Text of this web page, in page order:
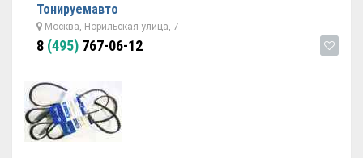
Тонируемавто
Москва, Норильская улица, 7
8 (495) 767-06-12